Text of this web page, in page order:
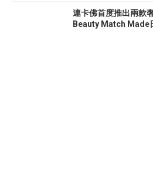
連卡佛首度推出兩款
Beauty Match Made